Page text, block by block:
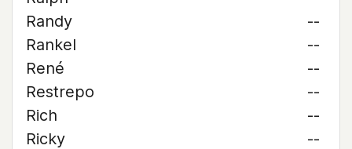
Randy
--
Rankel
--
René
--
Restrepo
--
Rich
--
Ricky
--